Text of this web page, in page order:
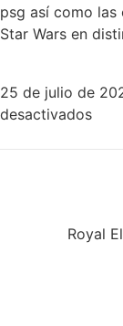
psg así como las
Star Wars en
25 de julio de
desactivadosen
Royal